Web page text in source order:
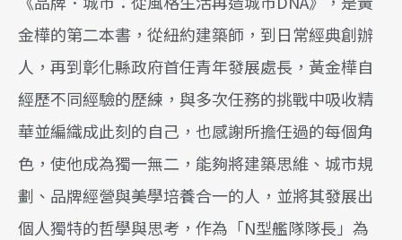
金樺的第二本書，從紐約建築師，到日常經典創辦
人，再到彰化縣政府首任青年發展處長，黃金樺自
經歷不同經驗的歷練，與多次任務的挑戰中吸收精
華並編織成此刻的自己，也感謝所擔任過的每個角
色，使他成為獨一無二，能夠將建築思維、城市規
劃、品牌經營與美學培養合一的人，並將其發展出
個人獨特的哲學與思考，作為「N型艦隊隊長」為